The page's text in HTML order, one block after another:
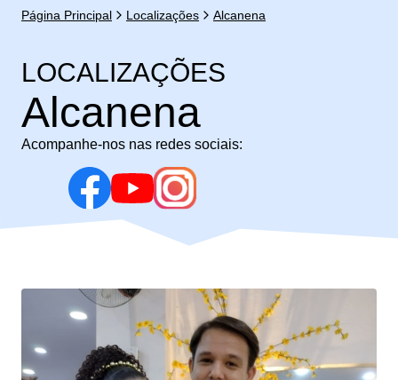
Página Principal Localizações Alcanena
LOCALIZAÇÕES
Alcanena
Acompanhe-nos nas redes sociais: